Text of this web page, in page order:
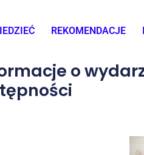
REKOMENDACJE
o